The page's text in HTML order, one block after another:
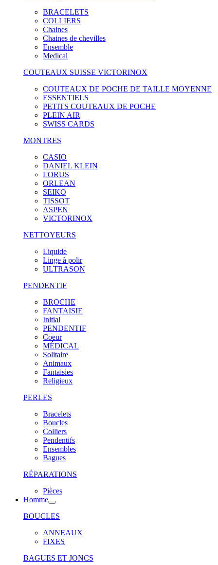
BRACELETS
COLLIERS
Chaines
Chaines de chevilles
Ensemble
Medical
COUTEAUX SUISSE VICTORINOX
COUTEAUX DE POCHE DE TAILLE MOYENNE
ESSENTIELS
PETITS COUTEAUX DE POCHE
PLEIN AIR
SWISS CARDS
MONTRES
CASIO
DANIEL KLEIN
LORUS
ORLEAN
SEIKO
TISSOT
ASPEN
VICTORINOX
NETTOYEURS
Liquide
Linge à polir
ULTRASON
PENDENTIF
BROCHE
FANTAISIE
Initial
PENDENTIF
Coeur
MÉDICAL
Solitaire
Animaux
Fantaisies
Religieux
PERLES
Bracelets
Boucles
Colliers
Pendentifs
Ensembles
Bagues
RÉPARATIONS
Pièces
Homme
BOUCLES
ANNEAUX
FIXES
BAGUES ET JONCS